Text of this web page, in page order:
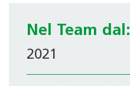
Nel Team dal:
2021